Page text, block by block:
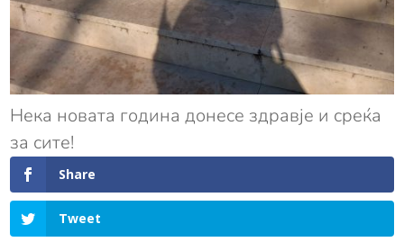
Нека новата година донесе здравје и среќа
за сите!
Share
Tweet